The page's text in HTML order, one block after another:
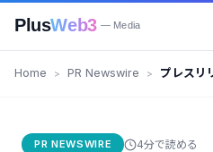
PlusWeb3 — Media
Home PR Newswire
プレスリ
PR NEWSWIRE 4分で読める